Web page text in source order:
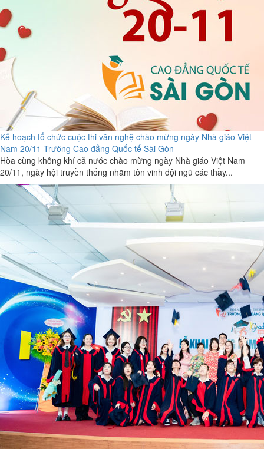
Kế hoạch tổ chức cuộc thi văn nghệ chào mừng ngày Nhà giáo Việt
Nam 20/11 Trường Cao đẳng Quốc tế Sài Gòn
Hòa cùng không khí cả nước chào mừng ngày Nhà giáo Việt Nam
20/11, ngày hội truyền thống nhằm tôn vinh đội ngũ các thầy...